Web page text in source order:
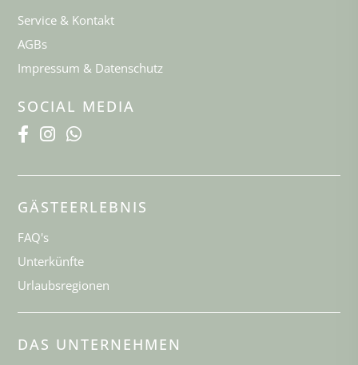
Service & Kontakt
AGBs
Impressum & Datenschutz
SOCIAL MEDIA
GÄSTEERLEBNIS
FAQ's
Unterkünfte
Urlaubsregionen
DAS UNTERNEHMEN